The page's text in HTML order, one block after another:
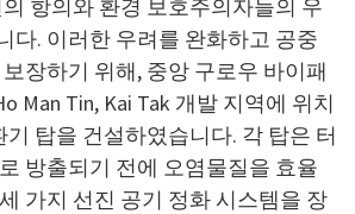
항의와 환경 보호주의자들의 우
다. 이러한 우려를 완화하고 공중
장하기 위해, 중앙 구로우 바이패
Man Tin, Kai Tak 개발 지역에 위치
기 탑을 건설하였습니다. 각 탑은 터
방출되기 전에 오염물질을 효율
가지 선진 공기 정화 시스템을 장